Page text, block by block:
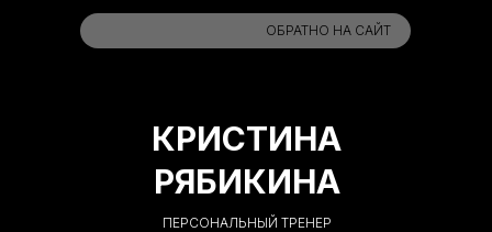
ОБРАТНО НА САЙТ
ПЕРСОНАЛЬНЫЙ ТРЕНЕР
КРИСТИНА
РЯБИКИНА